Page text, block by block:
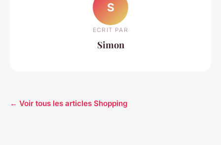
S
ECRIT PAR
Simon
← Voir tous les articles Shopping